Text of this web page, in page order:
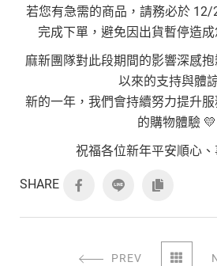
若您有急需的商品，請務必於
完成下單，避免因出貨暫停造
麻新團隊對此段期間的影響深感
以來的支持與體
新的一年，我們會持續努力提升
的購物體驗 💛
祝福各位新年平安順心、
SHARE
PREV